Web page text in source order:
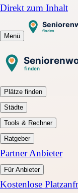
Direkt zum Inhalt
Menü
Plätze finden
Städte
Tools & Rechner
Ratgeber
Partner Anbieter
Für Anbieter
Kostenlose